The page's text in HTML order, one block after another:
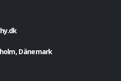
Dänemark